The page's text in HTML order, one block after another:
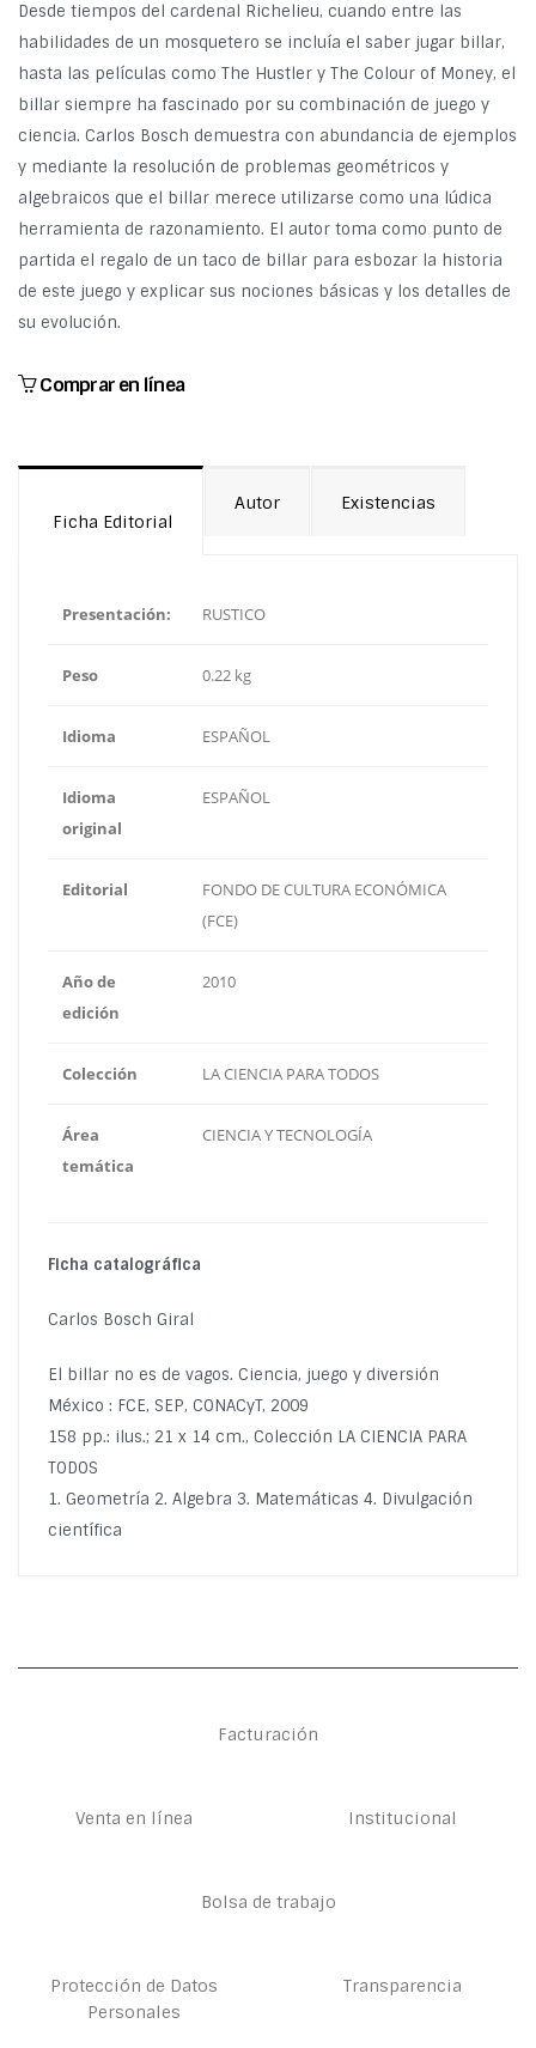
Desde tiempos del cardenal Richelieu, cuando entre las
habilidades de un mosquetero se incluía el saber jugar billar,
hasta las películas como The Hustler y The Colour of Money, el
billar siempre ha fascinado por su combinación de juego y
ciencia. Carlos Bosch demuestra con abundancia de ejemplos
y mediante la resolución de problemas geométricos y
algebraicos que el billar merece utilizarse como una lúdica
herramienta de razonamiento. El autor toma como punto de
partida el regalo de un taco de billar para esbozar la historia
de este juego y explicar sus nociones básicas y los detalles de
su evolución.
Comprar en línea
Ficha Editorial
Autor Existencias
Presentación: RUSTICO
Peso 0.22 kg
Idioma ESPAÑOL
Idioma
original
ESPAÑOL
Editorial
FONDO DE CULTURA ECONÓMICA
(FCE)
Año de
edición
2010
Colección LA CIENCIA PARA TODOS
Área
temática
CIENCIA Y TECNOLOGÍA
Ficha catalográfica
Carlos Bosch Giral
El billar no es de vagos. Ciencia, juego y diversión
México : FCE, SEP, CONACyT, 2009
158 pp.: ilus.; 21 x 14 cm., Colección LA CIENCIA PARA
TODOS
1. Geometría 2. Algebra 3. Matemáticas 4. Divulgación
científica
Facturación
Venta en línea Institucional
Bolsa de trabajo
Protección de Datos
Personales
Transparencia